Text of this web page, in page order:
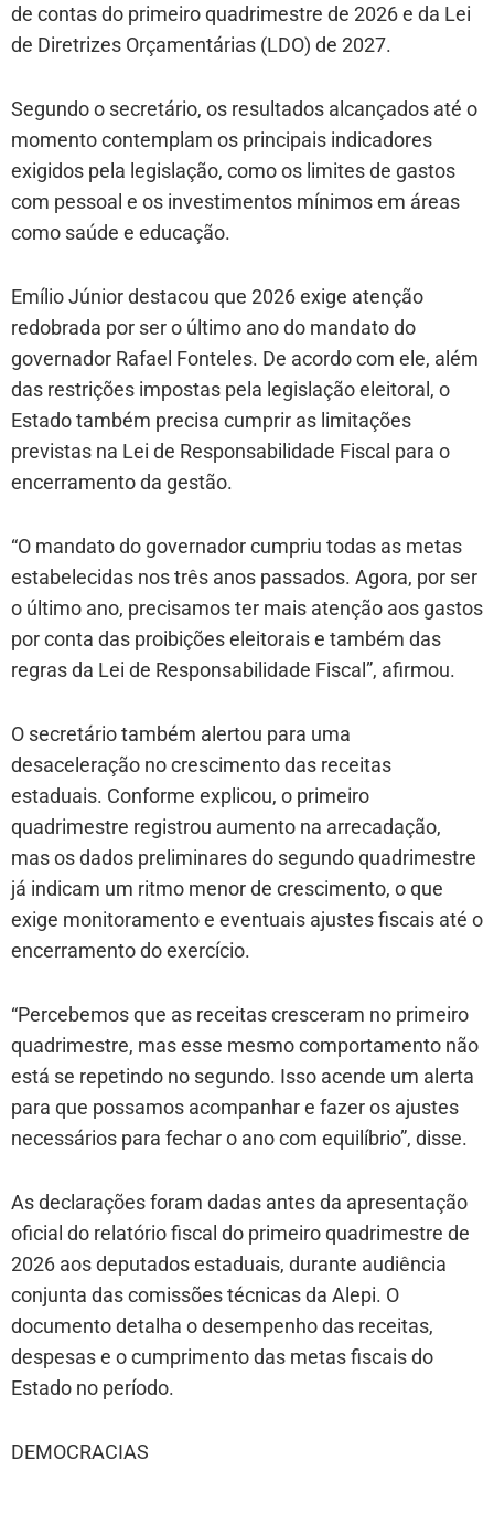
de contas do primeiro quadrimestre de 2026 e da Lei
de Diretrizes Orçamentárias (LDO) de 2027.
Segundo o secretário, os resultados alcançados até o
momento contemplam os principais indicadores
exigidos pela legislação, como os limites de gastos
com pessoal e os investimentos mínimos em áreas
como saúde e educação.
Emílio Júnior destacou que 2026 exige atenção
redobrada por ser o último ano do mandato do
governador Rafael Fonteles. De acordo com ele, além
das restrições impostas pela legislação eleitoral, o
Estado também precisa cumprir as limitações
previstas na Lei de Responsabilidade Fiscal para o
encerramento da gestão.
“O mandato do governador cumpriu todas as metas
estabelecidas nos três anos passados. Agora, por ser
o último ano, precisamos ter mais atenção aos gastos
por conta das proibições eleitorais e também das
regras da Lei de Responsabilidade Fiscal”, afirmou.
O secretário também alertou para uma
desaceleração no crescimento das receitas
estaduais. Conforme explicou, o primeiro
quadrimestre registrou aumento na arrecadação,
mas os dados preliminares do segundo quadrimestre
já indicam um ritmo menor de crescimento, o que
exige monitoramento e eventuais ajustes fiscais até o
encerramento do exercício.
“Percebemos que as receitas cresceram no primeiro
quadrimestre, mas esse mesmo comportamento não
está se repetindo no segundo. Isso acende um alerta
para que possamos acompanhar e fazer os ajustes
necessários para fechar o ano com equilíbrio”, disse.
As declarações foram dadas antes da apresentação
oficial do relatório fiscal do primeiro quadrimestre de
2026 aos deputados estaduais, durante audiência
conjunta das comissões técnicas da Alepi. O
documento detalha o desempenho das receitas,
despesas e o cumprimento das metas fiscais do
Estado no período.
DEMOCRACIAS